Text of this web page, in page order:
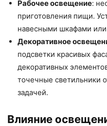
Рабочее освещение:
приготовления пищи.
навесными шкафами
Декоративное
подсветки красивых
декоративных
точечные светильники
задачей.
Влияние